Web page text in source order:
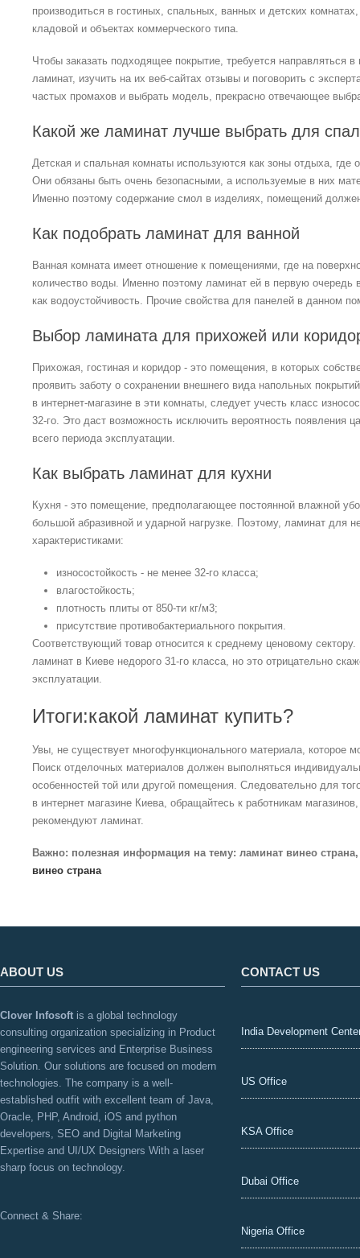
производиться в гостиных, спальных, ванных и детских
кладовой и объектах коммерческого типа.
Чтобы заказать подходящее покрытие, требуется направляться
ламинат, изучить на их веб-сайтах отзывы и поговорить с
частых промахов и выбрать модель, прекрасно отвечающее
Какой же ламинат лучше выбрать для
Детская и спальная комнаты используются как зоны отдыха, где
Они обязаны быть очень безопасными, а используемые в них
Именно поэтому содержание смол в изделиях, помещений
Как подобрать ламинат для ванной
Ванная комната имеет отношение к помещениями, где на
количество воды. Именно поэтому ламинат ей в первую
как водоустойчивость. Прочие свойства для панелей в данном
Выбор ламината для прихожей или
Прихожая, гостиная и коридор - это помещения, в которых
проявить заботу о сохранении внешнего вида напольных
в интернет-магазине в эти комнаты, следует учесть класс
32-го. Это даст возможность исключить вероятность появления
всего периода эксплуатации.
Как выбрать ламинат для кухни
Кухня - это помещение, предполагающее постоянной влажной
большой абразивной и ударной нагрузке. Поэтому, ламинат для
характеристиками:
износостойкость - не менее 32-го класса;
влагостойкость;
плотность плиты от 850-ти кг/м3;
присутствие противобактериального покрытия.
Соответствующий товар относится к среднему ценовому
ламинат в Киеве недорого 31-го класса, но это отрицательно
эксплуатации.
Итоги:какой ламинат купить?
Увы, не существует многофункционального материала, которое
Поиск отделочных материалов должен выполняться
особенностей той или другой помещения. Следовательно для
в интернет магазине Киева, обращайтесь к работникам
рекомендуют ламинат.
Важно: полезная информация на тему: ламинат винео
винео страна
ABOUT US
Clover Infosoft is a global technology
consulting organization specializing in Product
engineering services and Enterprise Business
Solution. Our solutions are focused on modern
technologies. The company is a well-
established outfit with excellent team of Java,
Oracle, PHP, Android, iOS and python
developers, SEO and Digital Marketing
Expertise and UI/UX Designers With a laser
sharp focus on technology.
Connect & Share:
CONTACT US
India Development
US Office
KSA Office
Dubai Office
Nigeria Office